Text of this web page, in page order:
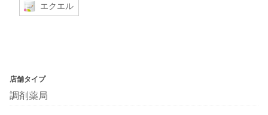
エクエル
店舗タイプ
調剤薬局